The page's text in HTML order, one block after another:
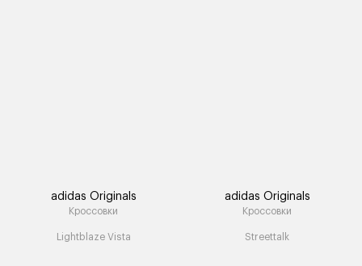
adidas Originals
Кроссовки
Lightblaze Vista
adidas Originals
Кроссовки
Streettalk